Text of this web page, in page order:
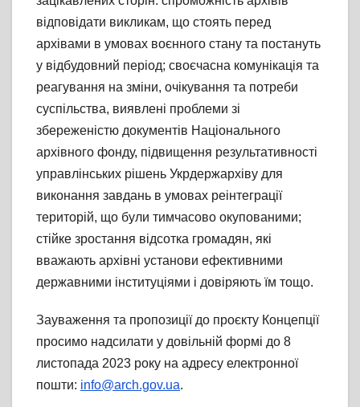
відповідати викликам, що стоять перед
архівами в умовах воєнного стану та постануть
у відбудовний період; своєчасна комунікація та
реагування на зміни, очікування та потреби
суспільства, виявлені проблеми зі
збереженістю документів Національного
архівного фонду, підвищення результативності
управлінських рішень Укрдержархіву для
виконання завдань в умовах реінтеграції
територій, що були тимчасово окупованими;
стійке зростання відсотка громадян, які
вважають архівні установи ефективними
державними інституціями і довіряють їм тощо.
Зауваження та пропозиції до проєкту Концепції
просимо надсилати у довільній формі до 8
листопада 2023 року на адресу електронної
пошти: info@arch.gov.ua.